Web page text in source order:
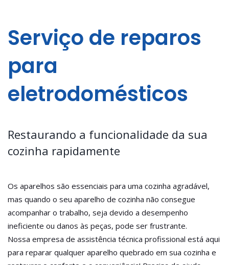
Serviço de reparos
para
eletrodomésticos
Restaurando a funcionalidade da sua
cozinha rapidamente
Os aparelhos são essenciais para uma cozinha agradável,
mas quando o seu aparelho de cozinha não consegue
acompanhar o trabalho, seja devido a desempenho
ineficiente ou danos às peças, pode ser frustrante.
Nossa empresa de assistência técnica profissional está aqui
para reparar qualquer aparelho quebrado em sua cozinha e